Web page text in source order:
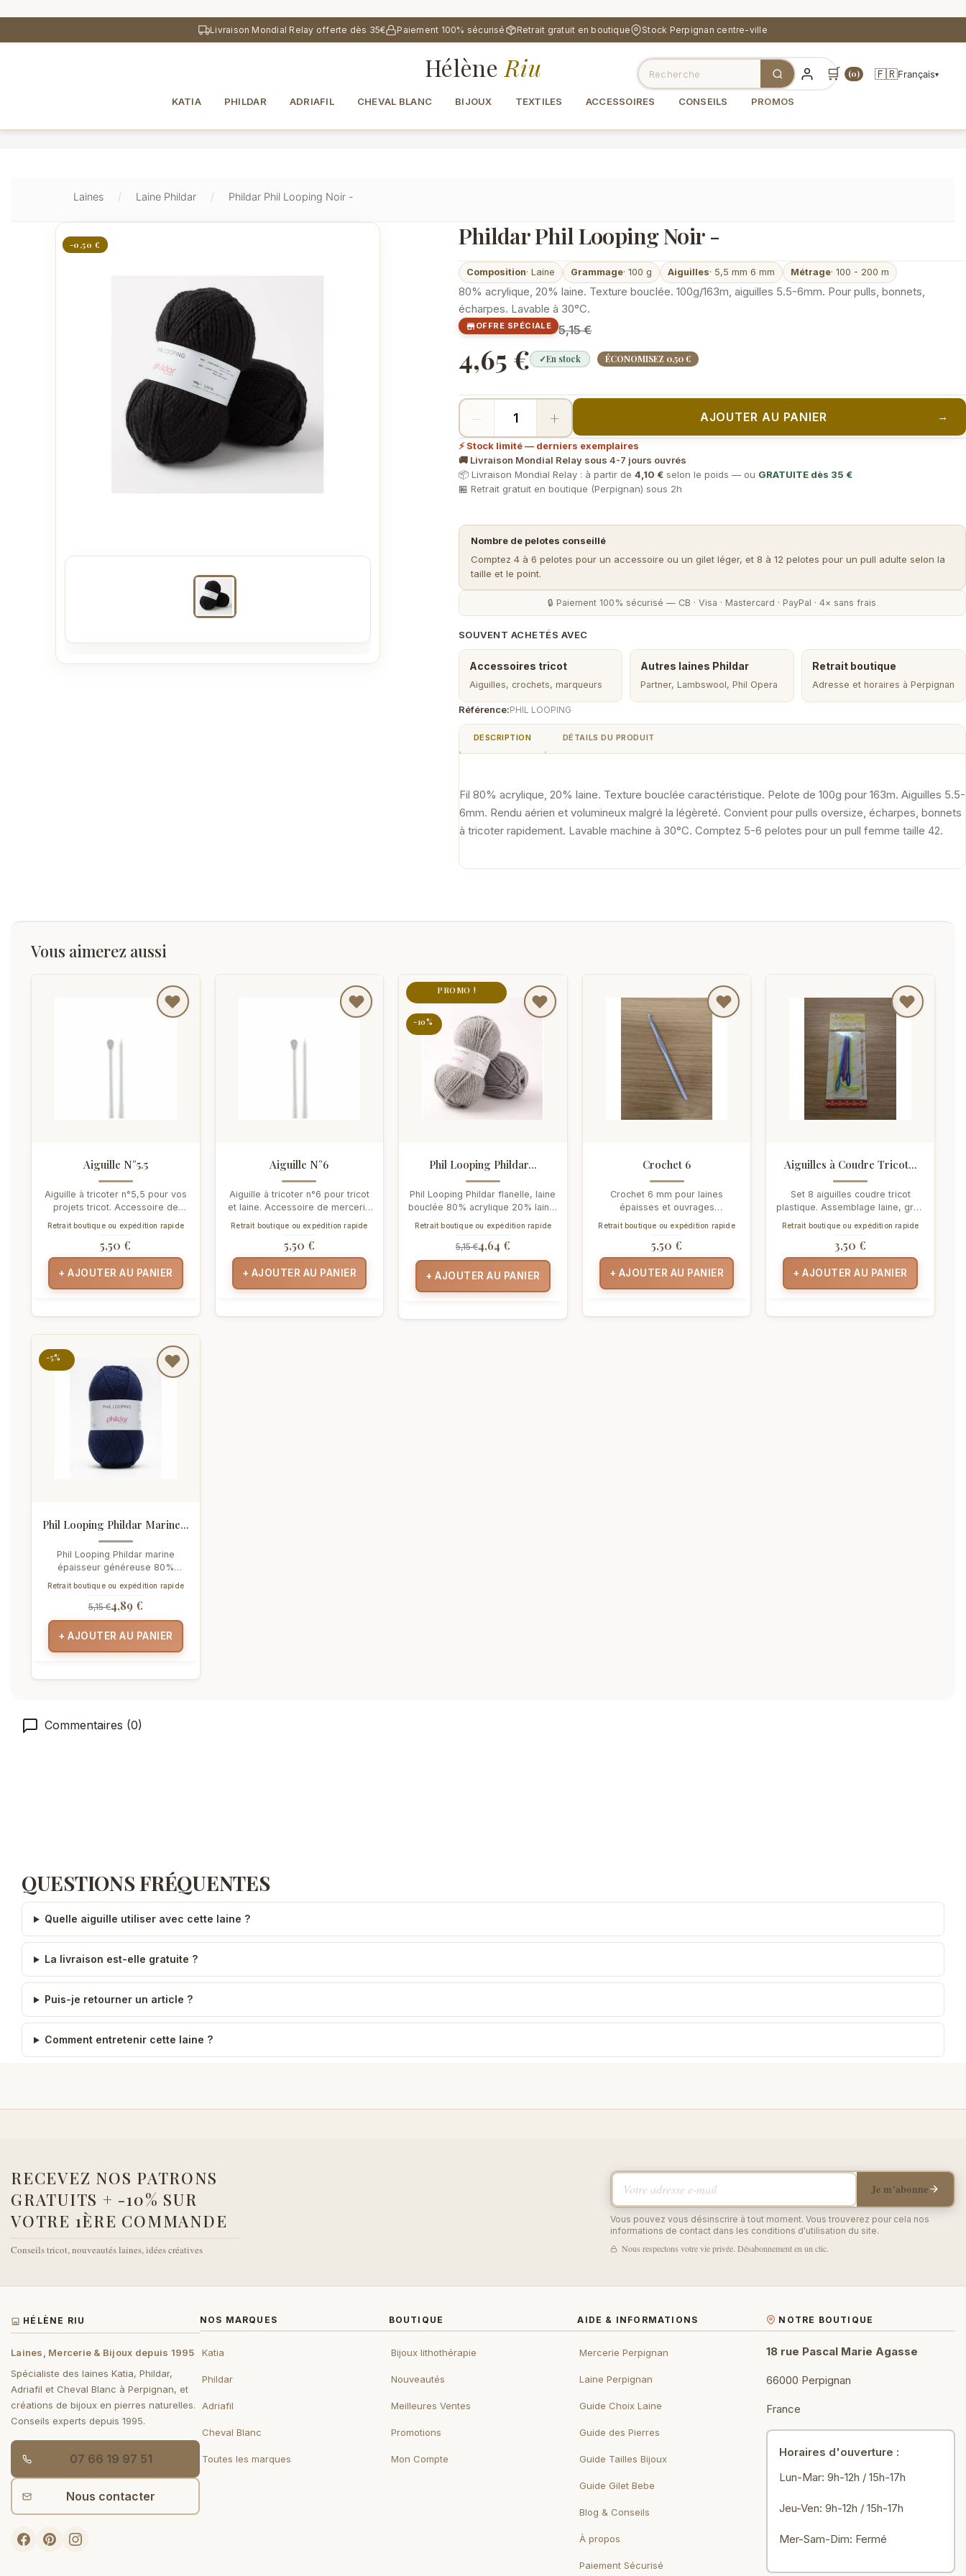
contenu
principal
Livraison Mondial Relay offerte dès 35€ Paiement 100% sécurisé Retrait gratuit en boutique Stock Perpignan centre-ville
🛒 (0) 🇫🇷Français▾
Hélène Riu
KATIA PHILDAR ADRIAFIL CHEVAL BLANC BIJOUX TEXTILES ACCESSOIRES CONSEILS PROMOS
Laines Laine Phildar Phildar Phil Looping Noir -
-0,50 € Phildar Phil Looping Noir -
Composition· Laine Grammage· 100 g Aiguilles· 5,5 mm 6 mm Métrage· 100 - 200 m
80% acrylique, 20% laine. Texture bouclée. 100g/163m, aiguilles 5.5-6mm. Pour pulls, bonnets,
écharpes. Lavable à 30°C.
OFFRE SPÉCIALE 5,15 €
4,65 € ✓En stock ÉCONOMISEZ 0,50 €
− + AJOUTER AU PANIER →
⚡ Stock limité — derniers exemplaires
🚚 Livraison Mondial Relay sous 4-7 jours ouvrés
📦 Livraison Mondial Relay : à partir de 4,10 €selon le poids — ou GRATUITE dès 35 €
🏪 Retrait gratuit en boutique (Perpignan) sous 2h
Nombre de pelotes conseillé
Comptez 4 à 6 pelotes pour un accessoire ou un gilet léger, et 8 à 12 pelotes pour un pull adulte selon la
taille et le point.
🔒 Paiement 100% sécurisé — CB · Visa · Mastercard · PayPal · 4× sans frais
SOUVENT ACHETÉS AVEC
Accessoires tricot
Aiguilles, crochets, marqueurs
Autres laines Phildar
Partner, Lambswool, Phil Opera
Retrait boutique
Adresse et horaires à Perpignan
Référence:PHIL LOOPING
DESCRIPTION DÉTAILS DU PRODUIT
Fil 80% acrylique, 20% laine. Texture bouclée caractéristique. Pelote de 100g pour 163m. Aiguilles 5.5-
6mm. Rendu aérien et volumineux malgré la légèreté. Convient pour pulls oversize, écharpes, bonnets
à tricoter rapidement. Lavable machine à 30°C. Comptez 5-6 pelotes pour un pull femme taille 42.
Vous aimerez aussi
Aiguille N°5.5
Aiguille à tricoter n°5,5 pour vos
projets tricot. Accessoire de
Retrait boutique ou expédition rapide
5,50 €
+ AJOUTER AU PANIER
Aiguille N°6
Aiguille à tricoter n°6 pour tricot
et laine. Accessoire de mercerie
Retrait boutique ou expédition rapide
5,50 €
+ AJOUTER AU PANIER
Phil Looping Phildar...
Phil Looping Phildar flanelle, laine
bouclée 80% acrylique 20% laine,
Retrait boutique ou expédition rapide
5,15 €4,64 €
+ AJOUTER AU PANIER
PROMO !
-10%
Crochet 6
Crochet 6 mm pour laines
épaisses et ouvrages
à Perpignan,...
Retrait boutique ou expédition rapide
5,50 €
+ AJOUTER AU PANIER
Aiguilles à Coudre Tricot...
Set 8 aiguilles coudre tricot
plastique. Assemblage laine, gros
Retrait boutique ou expédition rapide
3,50 €
+ AJOUTER AU PANIER
Phil Looping Phildar Marine...
Phil Looping Phildar marine
épaisseur généreuse 80%
5.5-6mm....
Retrait boutique ou expédition rapide
5,15 €4,89 €
+ AJOUTER AU PANIER
-5%
Commentaires (0)
QUESTIONS FRÉQUENTES
Quelle aiguille utiliser avec cette laine ?
La livraison est-elle gratuite ?
Puis-je retourner un article ?
Comment entretenir cette laine ?
RECEVEZ NOS PATRONS
GRATUITS + -10% SUR
VOTRE 1ÈRE COMMANDE
Conseils tricot, nouveautés laines, idées créatives
Votre adresse e-mail
Je m'abonne
Vous pouvez vous désinscrire à tout moment. Vous trouverez pour cela nos
informations de contact dans les conditions d'utilisation du site.
Nous respectons votre vie privée. Désabonnement en un clic.
HÉLÈNE RIU
Laines, Mercerie & Bijoux depuis 1995
Spécialiste des laines Katia, Phildar,
Adriafil et Cheval Blanc à Perpignan, et
créations de bijoux en pierres naturelles.
Conseils experts depuis 1995.
07 66 19 97 51
Nous contacter
NOS MARQUES
Katia
Phildar
Adriafil
Cheval Blanc
Toutes les marques
BOUTIQUE
Bijoux lithothérapie
Nouveautés
Meilleures Ventes
Promotions
Mon Compte
AIDE & INFORMATIONS
Mercerie Perpignan
Laine Perpignan
Guide Choix Laine
Guide des Pierres
Guide Tailles Bijoux
Guide Gilet Bebe
Blog & Conseils
À propos
Paiement Sécurisé
NOTRE BOUTIQUE
18 rue Pascal Marie Agasse
66000 Perpignan
France
Horaires d'ouverture :
Lun-Mar: 9h-12h / 15h-17h
Jeu-Ven: 9h-12h / 15h-17h
Mer-Sam-Dim: Fermé